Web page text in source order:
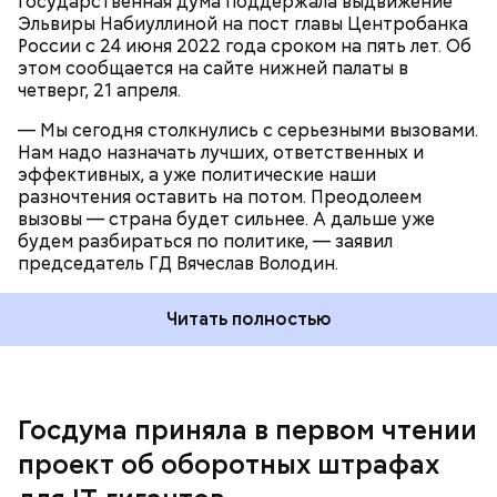
Эльвиры Набиуллиной на пост главы Центробанка
России с 24 июня 2022 года сроком на пять лет. Об
этом сообщается на сайте нижней палаты в
четверг, 21 апреля.
— Мы сегодня столкнулись с серьезными вызовами.
Нам надо назначать лучших, ответственных и
эффективных, а уже политические наши
разночтения оставить на потом. Преодолеем
вызовы — страна будет сильнее. А дальше уже
будем разбираться по политике, — заявил
председатель ГД Вячеслав Володин.
Читать полностью
Госдума приняла в первом чтении
проект об оборотных штрафах
До этого президент России Владимир Путин
подписал указ об образовании межведомственной